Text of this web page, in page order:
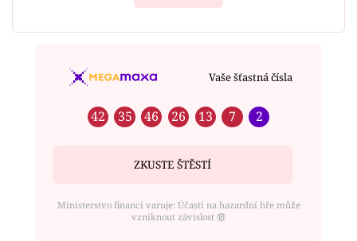
Vaše šťastná čísla
42 35 46 26 13 7 2
ZKUSTE ŠTĚSTÍ
Ministerstvo financí varuje: Účastí na hazardní hře může
vzniknout závislost ⑱